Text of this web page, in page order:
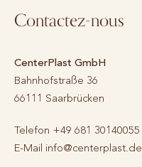
Contactez-nous
CenterPlast GmbH
Bahnhofstraße 36
66111 Saarbrücken
Telefon +49 681 30140055
E-Mail info@centerplast.de